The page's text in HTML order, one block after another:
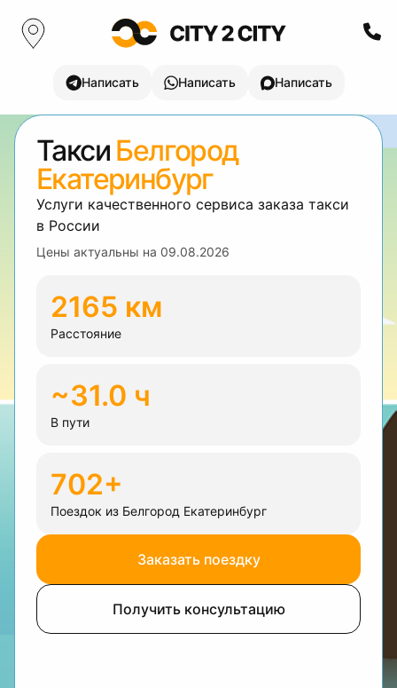
Написать Написать Написать
Такси Белгород
Екатеринбург
Услуги качественного сервиса заказа такси
в России
Цены актуальны на 09.08.2026
2165 км
Расстояние
~31.0 ч
В пути
702+
Поездок из Белгород Екатеринбург
Заказать поездку
Получить консультацию